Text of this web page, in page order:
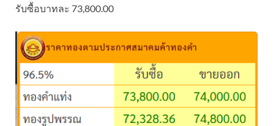
รับซื้อบาทละ 73,800.00